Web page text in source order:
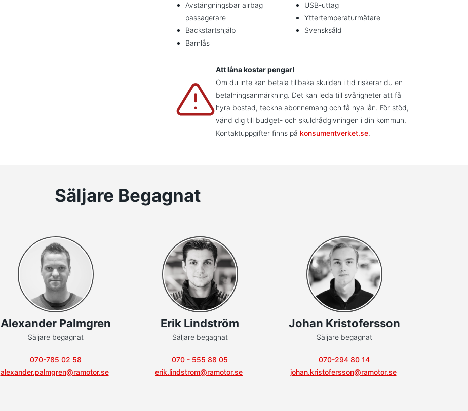
Avstängningsbar airbag
passagerare
Backstartshjälp
Barnlås
USB-uttag
Yttertemperaturmätare
Svensksåld
Att låna kostar pengar!
Om du inte kan betala tillbaka skulden i tid riskerar du en
betalningsanmärkning. Det kan leda till svårigheter att få
hyra bostad, teckna abonnemang och få nya lån. För stöd,
vänd dig till budget- och skuldrådgivningen i din kommun.
Kontaktuppgifter finns på konsumentverket.se.
Säljare Begagnat
Alexander Palmgren
Säljare begagnat
070-785 02 58
alexander.palmgren@ramotor.se
Erik Lindström
Säljare begagnat
070 - 555 88 05
erik.lindstrom@ramotor.se
Johan Kristofersson
Säljare begagnat
070-294 80 14
johan.kristofersson@ramotor.se